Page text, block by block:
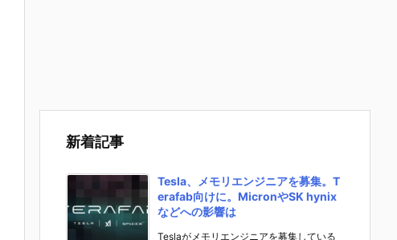
新着記事
Tesla、メモリエンジニアを募集。T
erafab向けに。MicronやSK hynix
などへの影響は
Teslaがメモリエンジニアを募集している